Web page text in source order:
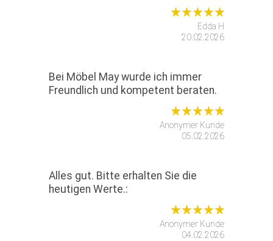
Edda H
20.02.2026
Bei Möbel May wurde ich immer
Freundlich und kompetent beraten.
Anonymer Kunde
05.02.2026
Alles gut. Bitte erhalten Sie die
heutigen Werte.:
Anonymer Kunde
04.02.2026